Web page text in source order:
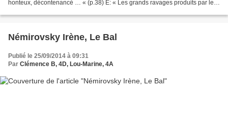
honteux, décontenancé … « (p.38) E: « Les grands ravages produits par les
Némirovsky Irène, Le Bal
Publié le 25/09/2014 à 09:31
Par Clémence B, 4D, Lou-Marine, 4A